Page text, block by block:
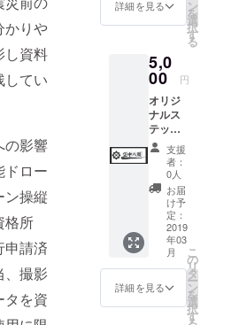
かりや
し資料
してい
影響
ドロー
ン操縦
格所
申請済
、撮影
タを資
ればいけな
い理由がた
その心の根
を見える化
したい。
考えている
ことがあっ
ても具体化
出来なけれ
ば考えてい
ないのと一
緒。
大好きな街
をもっと知
詳細を見る ン
を
選
択
す
る
5,0
00 円
オリジ
ナルス
テッ
カー＋
完全版
動画エ
ンド
ロール
へのお
名前を
入れま
欄へ入
れるお
名前を
ご記入
支援
者：
0人
お届
け予
定：
2019
年03
月
詳細を見る
こ
の
リ
タ
ー
ン
を
選
択
す